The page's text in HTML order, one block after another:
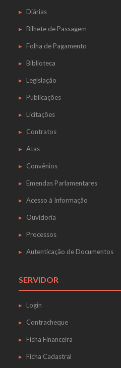
Diárias
Bilhete de Passagem
Folha de Pagamento
Biblioteca
Legislação
Publicações
Licitações
Contratos
Atas
Convênios
Emendas Parlamentares
Acesso à Informação
Ouvidoria
Processos
Autenticação de Documentos
SERVIDOR
Login
Contracheque
Ficha Financeira
Ficha Cadastral